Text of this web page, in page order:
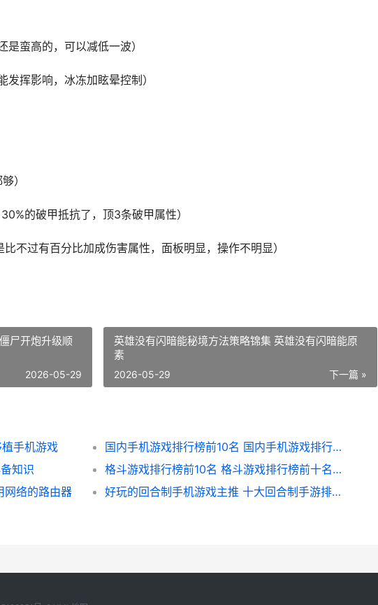
蛮高的，可以减低一波）
挥影响，冰冻加眩晕控制）
）
的破甲抵抗了，顶3条破甲属性）
不过有百分比加成伤害属性，面板明显，操作不明显）
尸开炮升级顺
2026-05-29
英雄没有闪暗能秘境方法策略锦集 英雄没有闪暗能原
素
下一篇 »
2026-05-29
手机游戏
国内手机游戏排行榜前10名 国内手机游戏排行榜前十名
知识
格斗游戏排行榜前10名 格斗游戏排行榜前十名人物图片
网络的路由器
好玩的回合制手机游戏主推 十大回合制手游排行榜,一切装备靠打